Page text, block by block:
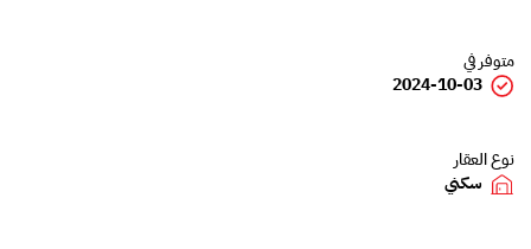
متوفر في
2024-10-03
نوع العقار
سكني